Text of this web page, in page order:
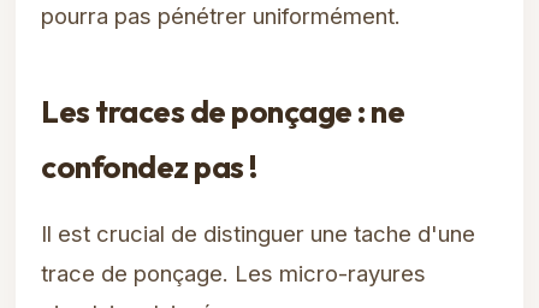
pourra pas pénétrer uniformément.
Les traces de ponçage : ne
confondez pas !
Il est crucial de distinguer une tache d'une
trace de ponçage. Les micro-rayures